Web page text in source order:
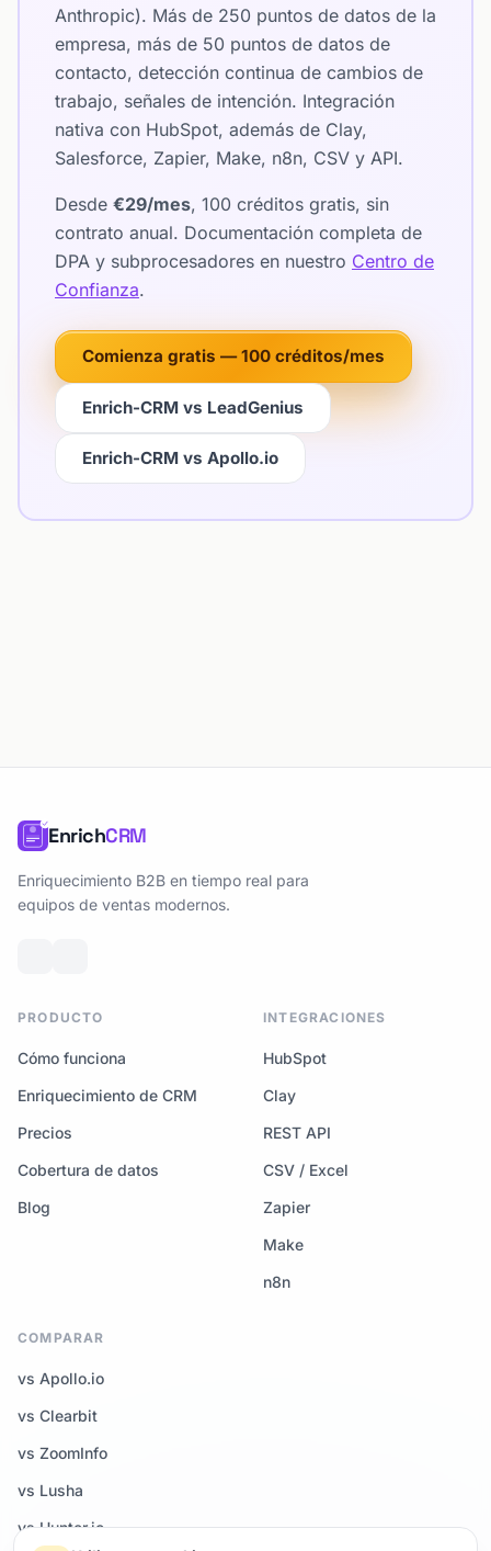
Anthropic). Más de 250 puntos de datos de la
empresa, más de 50 puntos de datos de
contacto, detección continua de cambios de
trabajo, señales de intención. Integración
nativa con HubSpot, además de Clay,
Salesforce, Zapier, Make, n8n, CSV y API.
Desde €29/mes, 100 créditos gratis, sin
contrato anual. Documentación completa de
DPA y subprocesadores en nuestro Centro de
Confianza.
Comienza gratis — 100 créditos/mes
Enrich-CRM vs LeadGenius
Enrich-CRM vs Apollo.io
EnrichCRM
Enriquecimiento B2B en tiempo real para
equipos de ventas modernos.
PRODUCTO
Cómo funciona
Enriquecimiento de CRM
Precios
Cobertura de datos
Blog
INTEGRACIONES
HubSpot
Clay
REST API
CSV / Excel
Zapier
Make
n8n
COMPARAR
vs Apollo.io
vs Clearbit
vs ZoomInfo
vs Lusha
vs Hunter.io